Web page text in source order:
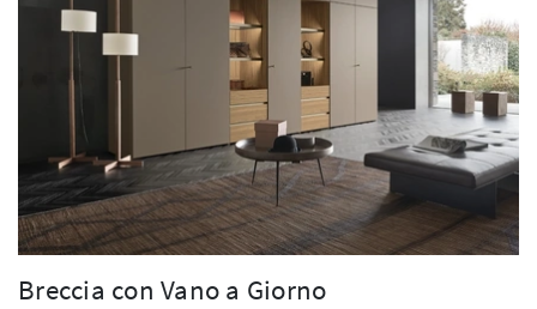
Breccia con Vano a Giorno